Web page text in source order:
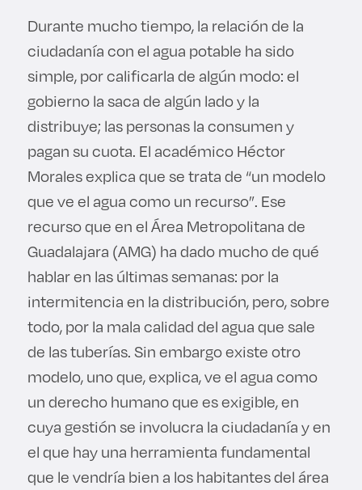
Durante mucho tiempo, la relación de la
ciudadanía con el agua potable ha sido
simple, por calificarla de algún modo: el
gobierno la saca de algún lado y la
distribuye; las personas la consumen y
pagan su cuota. El académico Héctor
Morales explica que se trata de “un modelo
que ve el agua como un recurso”. Ese
recurso que en el Área Metropolitana de
Guadalajara (AMG) ha dado mucho de qué
hablar en las últimas semanas: por la
intermitencia en la distribución, pero, sobre
todo, por la mala calidad del agua que sale
de las tuberías. Sin embargo existe otro
modelo, uno que, explica, ve el agua como
un derecho humano que es exigible, en
cuya gestión se involucra la ciudadanía y en
el que hay una herramienta fundamental
que le vendría bien a los habitantes del área